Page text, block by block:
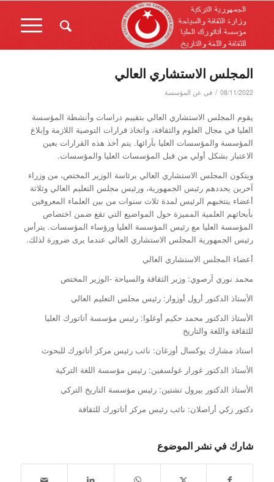
المجلس الاستشاري العالي
08/11/2022
/ في عن المؤسسة
يقوم المجلس الاستشاري العالي بتقييم دراسات وأنشطة المؤسسة
العليا في مجال العلوم والثقافة، واتخاذ قرارات التوصية اللازمة وإبلاغ
المؤسسة والمؤسسات العليا بآرائها. يتم أخذ هذه القرارات بعين
الاعتبار بشكل أولي من قبل المؤسسات العليا والمؤسسات.
ويتكون المجلس الاستشاري العالي برئاسة الوزير المختص، من وزراء
آخرين يحددهم رئيس الجمهورية، ورئيس مجلس التعليم العالي وثلاثة
أعضاء ينتخبهم الرئيس لمدة ثلاث سنوات من بين العلماء المعروفين
بأبحاثهم العلمية المميزة حول المواضيع التي تقع ضمن اختصاص
المؤسسة العليا مع رئيس المؤسسة العليا ورؤساء المؤسسات. يترأس
رئيس الجمهورية المجلس الاستشاري العالي عندما يرى ضرورة لذلك.
أعضاء المجلس الاستشاري العالي
محمد نوري آرصوي: وزير الثقافة والسياحة -الوزير المختص
الأستاذ الدكتور أرول أوزوار: رئيس مجلس التعليم العالي
الأستاذ الدكتور محمد حكيم أوغلوا: رئيس مؤسسة أتاتورك العليا
للثقافة واللغة والتاريخ
استاذ مشارك يوكسال أوزغان: نائب رئيس مركز أتاتورك للبحوث
الأستاذ الدكتور غورار غولسفين: رئيس مؤسسة اللغة التركية
الأستاذ الدكتور بيرول تشتين: رئيس مؤسسة التاريخ التركي
دكتور زكي أراصلان: نائب رئيس مركز أتاتورك للثقافة
شارك في نشر الموضوع